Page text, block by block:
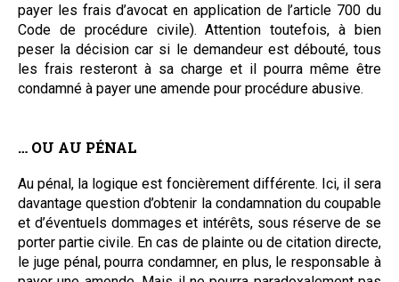
payer les frais d’avocat en application de l’article 700 du
Code de procédure civile). Attention toutefois, à bien
peser la décision car si le demandeur est débouté, tous
les frais resteront à sa charge et il pourra même être
condamné à payer une amende pour procédure abusive.
… OU AU PÉNAL
Au pénal, la logique est foncièrement différente. Ici, il sera
davantage question d’obtenir la condamnation du coupable
et d’éventuels dommages et intérêts, sous réserve de se
porter partie civile. En cas de plainte ou de citation directe,
le juge pénal, pourra condamner, en plus, le responsable à